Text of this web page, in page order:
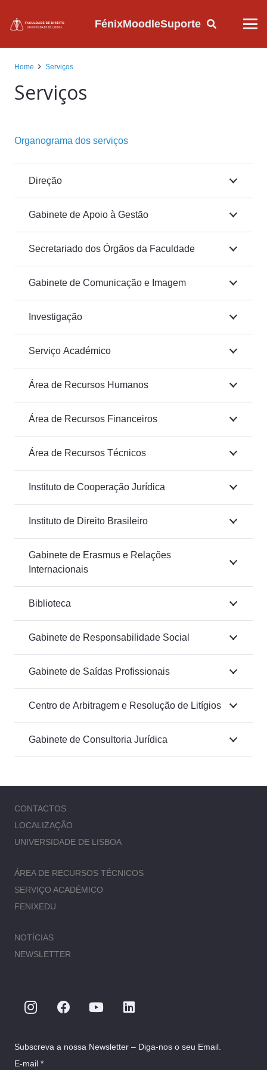
FénixMoodleSuporte
Home Serviços
Serviços
Organograma dos serviços
Direção
Gabinete de Apoio à Gestão
Secretariado dos Órgãos da Faculdade
Gabinete de Comunicação e Imagem
Investigação
Serviço Académico
Área de Recursos Humanos
Área de Recursos Financeiros
Área de Recursos Técnicos
Instituto de Cooperação Jurídica
Instituto de Direito Brasileiro
Gabinete de Erasmus e Relações
Internacionais
Biblioteca
Gabinete de Responsabilidade Social
Gabinete de Saídas Profissionais
Centro de Arbitragem e Resolução de Litígios
Gabinete de Consultoria Jurídica
CONTACTOS
LOCALIZAÇÃO
UNIVERSIDADE DE LISBOA
ÁREA DE RECURSOS TÉCNICOS
SERVIÇO ACADÉMICO
FENIXEDU
NOTÍCIAS
NEWSLETTER
Subscreva a nossa Newsletter – Diga-nos o seu Email.
E-mail *